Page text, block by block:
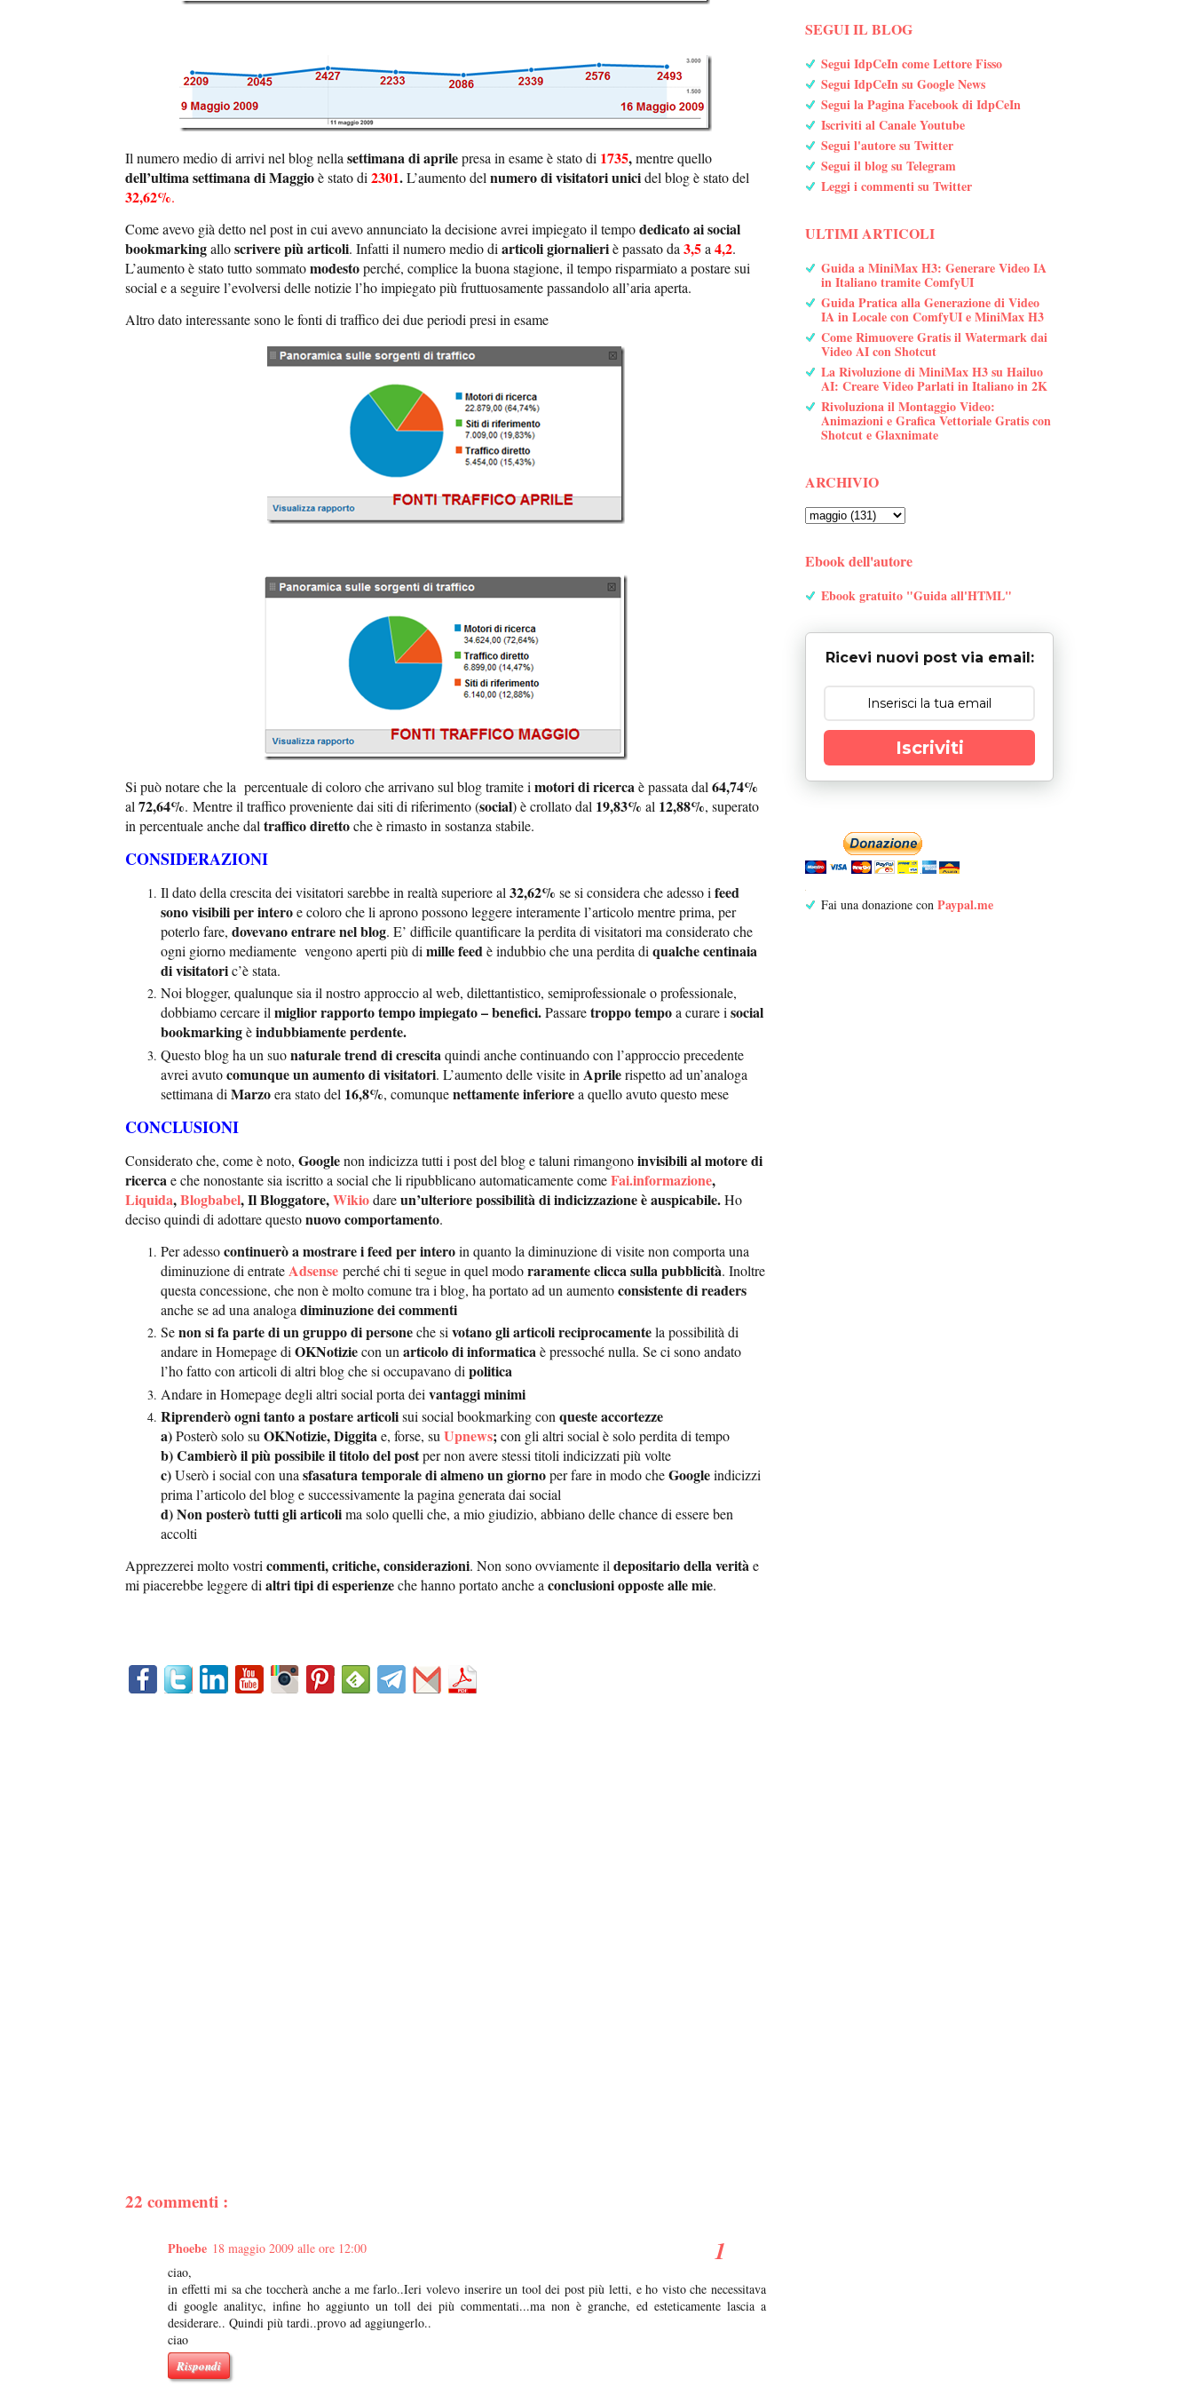
Il numero medio di arrivi nel blog nella settimana di aprilepresa in esame è stato di 1735,mentre quello
dell’ultima settimana di Maggioè stato di 2301.L’aumento del numero di visitatori unicidel blog è stato del
32,62%.
Come avevo già detto nel post in cui avevo annunciato la decisione avrei impiegato il tempodedicato ai social
bookmarkingalloscrivere più articoli. Infatti il numero medio di articoli giornalieriè passato da 3,5a 4,2.
L’aumento è stato tutto sommatomodestoperché, complice la buona stagione, il tempo risparmiato a postare sui
social e a seguire l’evolversi delle notizie l’ho impiegato più fruttuosamente passandolo all’aria aperta.
Altro dato interessante sono le fonti di traffico dei due periodi presi in esame
Si può notare che la percentuale di coloro che arrivano sul blog tramite i motori di ricerca è passata dal 64,74%
al 72,64%. Mentre il traffico proveniente dai siti di riferimento (social) è crollato dal 19,83% al 12,88%, superato
in percentuale anche dal traffico direttoche è rimasto in sostanza stabile.
CONSIDERAZIONI
Il dato della crescita dei visitatori sarebbe in realtà superiore al 32,62% se si considera che adesso i feed
sono visibili per interoe coloro che li aprono possono leggere interamente l’articolo mentre prima, per
poterlo fare, dovevano entrare nel blog. E’ difficile quantificare la perdita di visitatori ma considerato che
ogni giorno mediamente vengono aperti più di mille feed è indubbio che una perdita di qualche centinaia
di visitatoric’è stata.
Noi blogger, qualunque sia il nostro approccio al web, dilettantistico, semiprofessionale o professionale,
dobbiamo cercare il miglior rapportotempo impiegato – benefici.Passaretroppo tempoa curare i social
bookmarkingèindubbiamente perdente.
Questo blog ha un suonaturale trend di crescita quindi anche continuando con l’approccio precedente
avrei avutocomunque un aumento di visitatori. L’aumento delle visite in Aprilerispetto ad un’analoga
settimana di Marzoera stato del 16,8%, comunquenettamente inferiorea quello avuto questo mese
CONCLUSIONI
Considerato che, come è noto, Googlenon indicizza tutti i post del blog e taluni rimangonoinvisibili al motore di
ricerca e che nonostante sia iscritto a social che li ripubblicano automaticamente comeFai.informazione,
Liquida,Blogbabel, Il Bloggatore,Wikiodareun’ulteriore possibilità di indicizzazione è auspicabile.Ho
deciso quindi di adottare questonuovo comportamento.
Per adessocontinuerò a mostrare i feed per interoin quanto la diminuzione di visite non comporta una
diminuzione di entrate Adsense perché chi ti segue in quel modoraramente clicca sulla pubblicità. Inoltre
questa concessione, che non è molto comune tra i blog, ha portato ad un aumentoconsistente di readers
anche se ad una analoga diminuzione dei commenti
Senon si fa parte di un gruppo di personeche si votano gli articoli reciprocamentela possibilità di
andare in Homepage di OKNotiziecon un articolo di informaticaè pressoché nulla. Se ci sono andato
l’ho fatto con articoli di altri blog che si occupavano di politica
Andare in Homepage degli altri social porta dei vantaggi minimi
Riprenderò ogni tanto a postare articolisui social bookmarking con queste accortezze
a)Posterò solo su OKNotizie, Diggitae, forse, su Upnews;con gli altri social è solo perdita di tempo
b) Cambierò il più possibile il titolo del postper non avere stessi titoli indicizzati più volte
c)Userò i social con una sfasatura temporale di almeno un giornoper fare in modo cheGoogleindicizzi
prima l’articolo del blog e successivamente la pagina generata dai social
d)Non posterò tutti gli articolima solo quelli che, a mio giudizio, abbiano delle chance di essere ben
accolti
Apprezzerei molto vostri commenti, critiche, considerazioni. Non sono ovviamente il depositario della veritàe
mi piacerebbe leggere di altri tipi di esperienzeche hanno portato anche a conclusioni opposte alle mie.
22 commenti :
Phoebe 18 maggio 2009 alle ore 12:00
ciao,
in effetti mi sa che toccherà anche a me farlo..Ieri volevo inserire un tool dei post più letti, e ho visto che necessitava
di google analityc, infine ho aggiunto un toll dei più commentati...ma non è granche, ed esteticamente lascia a
desiderare.. Quindi più tardi..provo ad aggiungerlo..
ciao
Rispondi
SEGUI IL BLOG
Segui IdpCeIn come Lettore Fisso
Segui IdpCeIn su Google News
Segui la Pagina Facebook di IdpCeIn
Iscriviti al Canale Youtube
Segui l'autore su Twitter
Segui il blog su Telegram
Leggi i commenti su Twitter
ULTIMI ARTICOLI
Guida a MiniMax H3: Generare Video IA
in Italiano tramite ComfyUI
Guida Pratica alla Generazione di Video
IA in Locale con ComfyUI e MiniMax H3
Come Rimuovere Gratis il Watermark dai
Video AI con Shotcut
La Rivoluzione di MiniMax H3 su Hailuo
AI: Creare Video Parlati in Italiano in 2K
Rivoluziona il Montaggio Video:
Animazioni e Grafica Vettoriale Gratis con
Shotcut e Glaxnimate
ARCHIVIO
Ebook dell'autore
Ebook gratuito "Guida all'HTML"
Ricevi nuovi post via email:
Iscriviti
Fai una donazione con Paypal.me